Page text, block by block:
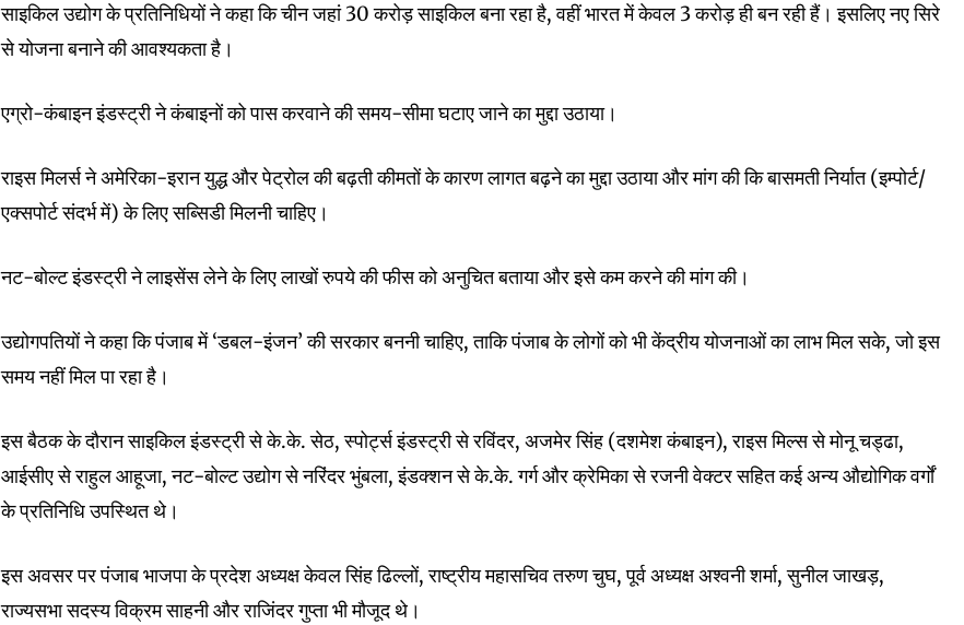
साइकिल उद्योग के प्रतिनिधियों ने कहा कि चीन जहां 30 करोड़ साइकिल बना रहा है, वहीं भारत में केवल 3 करोड़ ही बन रही हैं। इसलिए नए सिरे
से योजना बनाने की आवश्यकता है।
एग्रो-कंबाइन इंडस्ट्री ने कंबाइनों को पास करवाने की समय-सीमा घटाए जाने का मुद्दा उठाया।
राइस मिलर्स ने अमेरिका-इरान युद्ध और पेट्रोल की बढ़ती कीमतों के कारण लागत बढ़ने का मुद्दा उठाया और मांग की कि बासमती निर्यात (इम्पोर्ट/
एक्सपोर्ट संदर्भ में) के लिए सब्सिडी मिलनी चाहिए।
नट-बोल्ट इंडस्ट्री ने लाइसेंस लेने के लिए लाखों रुपये की फीस को अनुचित बताया और इसे कम करने की मांग की।
उद्योगपतियों ने कहा कि पंजाब में ‘डबल-इंजन’ की सरकार बननी चाहिए, ताकि पंजाब के लोगों को भी केंद्रीय योजनाओं का लाभ मिल सके, जो इस
समय नहीं मिल पा रहा है।
इस बैठक के दौरान साइकिल इंडस्ट्री से के.के. सेठ, स्पोर्ट्स इंडस्ट्री से रविंदर, अजमेर सिंह (दशमेश कंबाइन), राइस मिल्स से मोनू चड्ढा,
आईसीए से राहुल आहूजा, नट-बोल्ट उद्योग से नरिंदर भुंबला, इंडक्शन से के.के. गर्ग और क्रेमिका से रजनी वेक्टर सहित कई अन्य औद्योगिक वर्गों
के प्रतिनिधि उपस्थित थे।
इस अवसर पर पंजाब भाजपा के प्रदेश अध्यक्ष केवल सिंह ढिल्लों, राष्ट्रीय महासचिव तरुण चुघ, पूर्व अध्यक्ष अश्वनी शर्मा, सुनील जाखड़,
राज्यसभा सदस्य विक्रम साहनी और राजिंदर गुप्ता भी मौजूद थे।